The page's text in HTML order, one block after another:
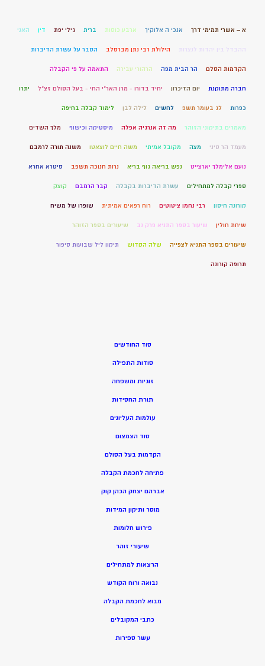
א – אשרי תמימי דרך אנכי ה אלוקיך ארבע כוסות ברית גילי יפת דין האני
ההבדל בין יהדות לנצרות הילולת רבי נתן מברסלב הסבר על עשרת הדיברות
הקדמות הסלם הר הבית מפה הרהורי עבירה התאמה על פי הקבלה
חברה מתוקנת יום הזיכרון יחיד בדורו - מרן האר"י החי - בעל הסולם זצ"ל יתרו
כפרות לג בעומר תשפ לחשים לילה לבן לימוד קבלה בחיפה
מאמרים בתיקוני הזוהר מה זה אנרגיה אפלה מיסטיקה וכישוף מלך השדים
מעמד הר סיני מצה מקובל אמיתי משה חיים לוצאטו משנה תורה לרמבם
נועם אלימלך יארצייט נפש בריאה גוף בריא נרות חנוכה תשפב סיטרא אחרא
ספרי קבלה למתחילים עשרת הדיברות בקבלה קבר הרמבם קוצק
קורונה חיסון רבי נחמן ציטוטים רוח רפאים אמיתית שופרו של משיח
שיחת חולין שיעור בספר התניא פרק נב שיעורים בספר הזוהר
שיעורים בספר התניא לצפייה שלה הקדוש תיקון ליל שבועות סיפור
תרופה קורונה
סוד החודשים
סודות התפילה
זוגיות ומשפחה
תורת החסידות
עולמות העליונים
סוד הצמצום
הקדמות בעל הסולם
פתיחה לחכמת הקבלה
אברהם יצחק הכהן קוק
מוסר ותיקון המידות
פירוש חלומות
שיעורי זוהר
הרצאות למתחילים
נבואה ורוח הקודש
מבוא לחכמת הקבלה
כתבי המקובלים
עשר ספירות